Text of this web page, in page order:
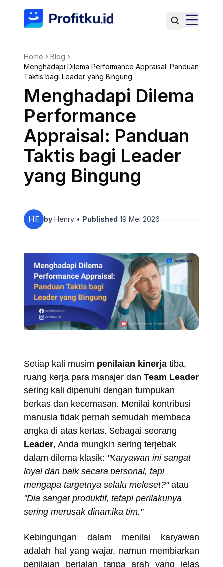
Home
Blog
Menghadapi Dilema Performance Appraisal: Panduan
Taktis bagi Leader yang Bingung
Menghadapi Dilema
Performance
Appraisal: Panduan
Taktis bagi Leader
yang Bingung
HE by Henry • Published 19 Mei 2026
Setiap kali musim penilaian kinerja tiba,
ruang kerja para manajer dan Team Leader
sering kali dipenuhi dengan tumpukan
berkas dan kecemasan. Menilai kontribusi
manusia tidak pernah semudah membaca
angka di atas kertas. Sebagai seorang
Leader, Anda mungkin sering terjebak
dalam dilema klasik: "Karyawan ini sangat
loyal dan baik secara personal, tapi
mengapa targetnya selalu meleset?"atau
"Dia sangat produktif, tetapi perilakunya
sering merusak dinamika tim."
Kebingungan dalam menilai karyawan
adalah hal yang wajar, namun membiarkan
penilaian berjalan tanpa arah yang jelas